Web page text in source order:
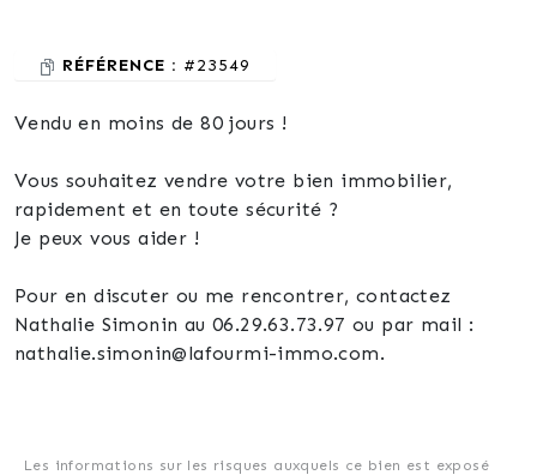
RÉFÉRENCE : #23549
Vendu en moins de 80 jours !
Vous souhaitez vendre votre bien immobilier,
rapidement et en toute sécurité ?
Je peux vous aider !
Pour en discuter ou me rencontrer, contactez
Nathalie Simonin au 06.29.63.73.97 ou par mail :
nathalie.simonin@lafourmi-immo.com.
Les informations sur les risques auxquels ce bien est exposé